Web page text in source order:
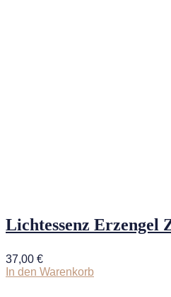
Lichtessenz Erzengel
37,00 €
In den Warenkorb